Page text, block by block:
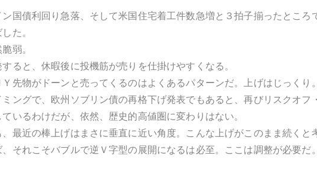
国債利回り急落、そして米国住宅着工件数急増と３拍子揃ったところ
た。
弱。
ると、休暇後に投機筋が売りを仕掛けやすくなる。
先物がドーンと売ってくるのはよくあるパターンだ。上げはじっくり
ングで、欧州ソブリン債の再格下げ発表でもあると、再びリスクオフ
いるわけだが、依然、歴史的高値圏に変わりはない。
最近の棒上げはまさに垂直に近い角度。こんな上げがこのまま続くと
それこそバブルで逆Ｖ字型の展開になるは必至。ここは調整が必要だ。